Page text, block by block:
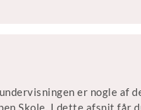
(underviser i Åben Skole
for Danmarks
Aarhus Universitet), og
er nogle af
Skole. I dette afsnit får